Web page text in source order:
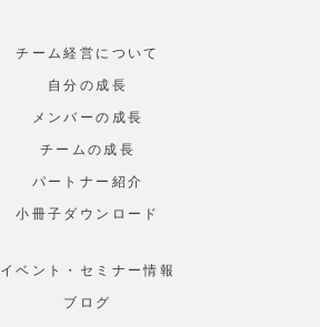
チーム経営について
自分の成長
メンバーの成長
チームの成長
パートナー紹介
小冊子ダウンロード
イベント・セミナー情報
ブログ